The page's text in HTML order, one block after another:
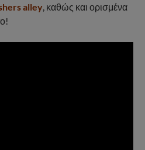
alley, καθώς και ορισμένα